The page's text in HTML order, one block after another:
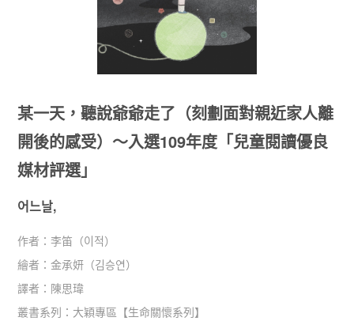
某一天，聽說爺爺走了（刻劃面對親近家人離
開後的感受）～入選109年度「兒童閱讀優良
媒材評選」
어느날,
作者：李笛（이적）
繪者：金承妍（김승연）
譯者： 陳思瑋
叢書系列： 大穎專區 【生命關懷系列】